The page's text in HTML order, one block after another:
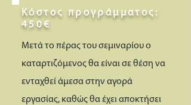
Κόστος προγράμματος:
450€
Μετά το πέρας του σεμιναρίου ο
καταρτιζόμενος θα είναι σε θέση να
ενταχθεί άμεσα στην αγορά
εργασίας, καθώς θα έχει αποκτήσει